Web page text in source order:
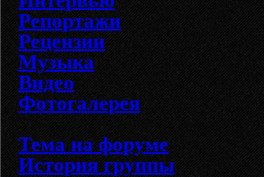
Репортажи
Рецензии
Музыка
Видео
Фотогалерея
Тема на форуме
История группы